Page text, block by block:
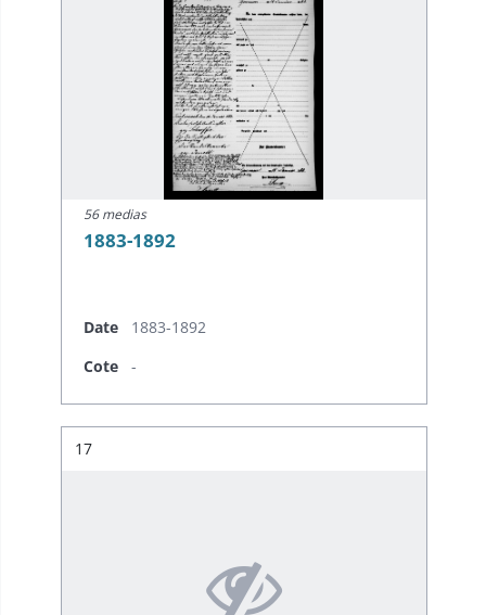
56 medias
1883-1892
Date
1883-1892
Cote
-
Résultat n°
17